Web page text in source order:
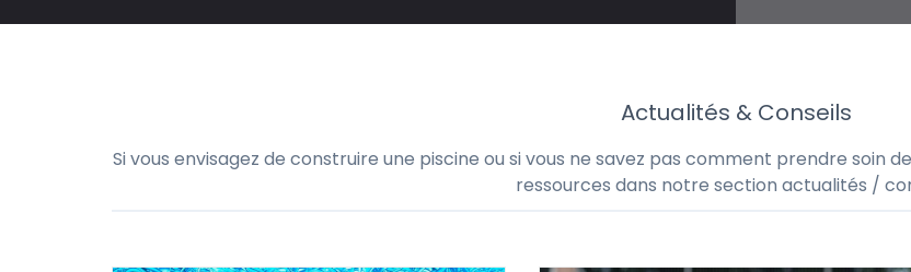
Actualités & Conseils
Si vous envisagez de construire une piscine ou si vous ne savez pas comment prendre soin
ressources dans notre section actualités /